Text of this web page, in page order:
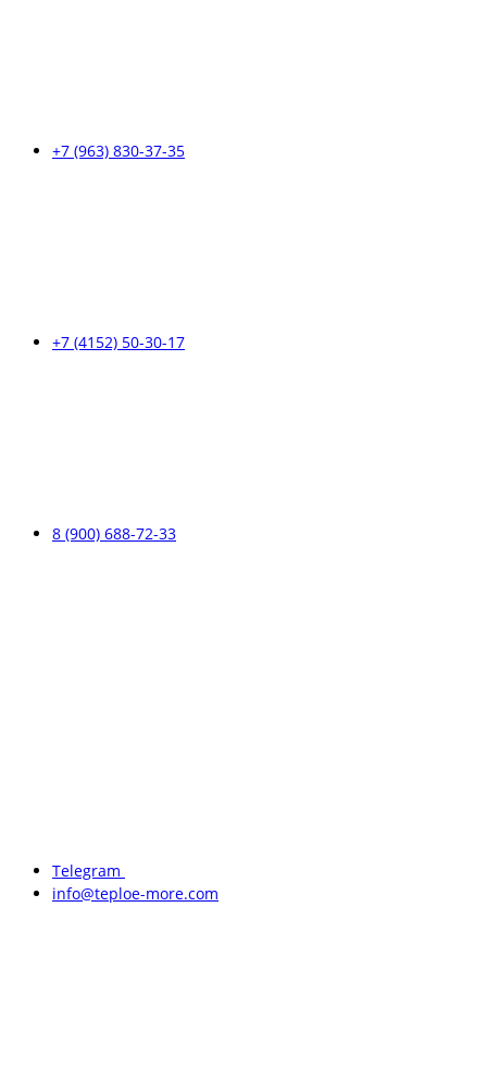
+7 (963) 830-37-35
+7 (4152) 50-30-17
8 (900) 688-72-33
Telegram
info@teploe-more.com